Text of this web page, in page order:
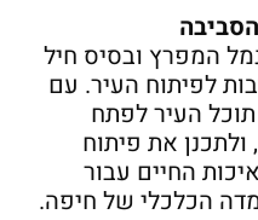
המפרץ ובסיס חיל
לפיתוח העיר. עם
העיר לפתח
ולתכנן את פיתוח
החיים עבור
הכלכלי של חיפה.